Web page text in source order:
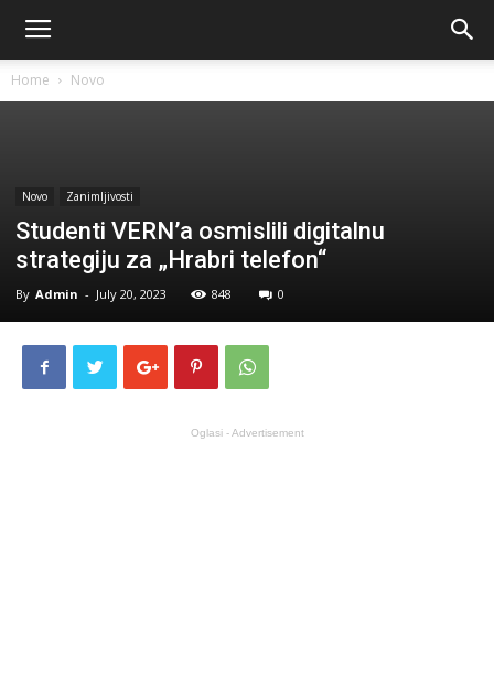
Home Novo
Novo Zanimljivosti
Studenti VERN’a osmislili digitalnu
strategiju za „Hrabri telefon“
By Admin - July 20, 2023 848 0
Oglasi - Advertisement